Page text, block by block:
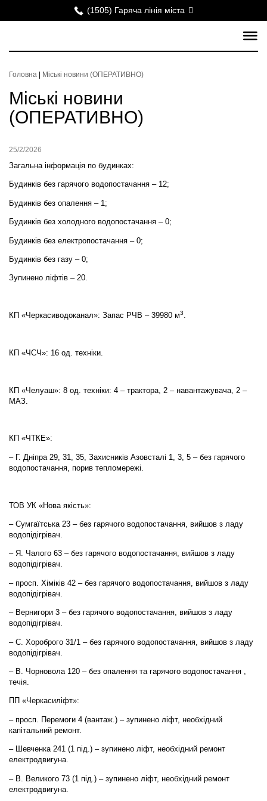
(1505) Гаряча лінія міста
Головна Міські новини (ОПЕРАТИВНО)
Міські новини
(ОПЕРАТИВНО)
25/2/2026
Загальна інформація по будинках:
Будинків без гарячого водопостачання – 12;
Будинків без опалення – 1;
Будинків без холодного водопостачання – 0;
Будинків без електропостачання – 0;
Будинків без газу – 0;
Зупинено ліфтів – 20.
КП «Черкасиводоканал»: Запас РЧВ – 39980 м3.
КП «ЧСЧ»: 16 од. техніки.
КП «Челуаш»: 8 од. техніки: 4 – трактора, 2 – навантажувача, 2 –
МАЗ.
КП «ЧТКЕ»:
– Г. Дніпра 29, 31, 35, Захисників Азовсталі 1, 3, 5 – без гарячого
водопостачання, порив тепломережі.
ТОВ УК «Нова якість»:
– Сумгаїтська 23 – без гарячого водопостачання, вийшов з ладу
водопідігрівач.
– Я. Чалого 63 – без гарячого водопостачання, вийшов з ладу
водопідігрівач.
– просп. Хіміків 42 – без гарячого водопостачання, вийшов з ладу
водопідігрівач.
– Вернигори 3 – без гарячого водопостачання, вийшов з ладу
водопідігрівач.
– С. Хороброго 31/1 – без гарячого водопостачання, вийшов з ладу
водопідігрівач.
– В. Чорновола 120 – без опалення та гарячого водопостачання ,
течія.
ПП «Черкасиліфт»:
– просп. Перемоги 4 (вантаж.) – зупинено ліфт, необхідний
капітальний ремонт.
– Шевченка 241 (1 під.) – зупинено ліфт, необхідний ремонт
електродвигуна.
– В. Великого 73 (1 під.) – зупинено ліфт, необхідний ремонт
електродвигуна.